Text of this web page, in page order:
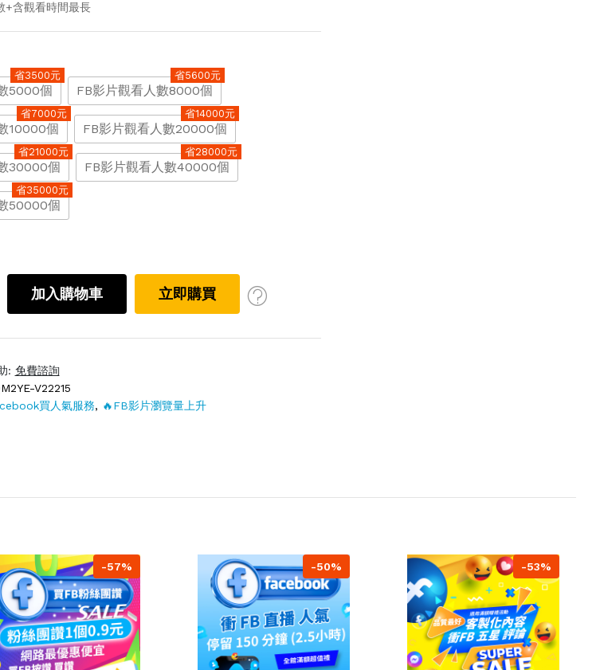
+含觀看時間最長
5000個
省3500元
FB影片觀看人數8000個
省5600元
10000個
省7000元
FB影片觀看人數20000個
省14000元
30000個
省21000元
FB影片觀看人數40000個
省28000元
50000個
省35000元
加入購物車 立即購買
: 免費諮詢
V22215
買人氣服務, 🔥FB影片瀏覽量上升
-57% -50% -53%